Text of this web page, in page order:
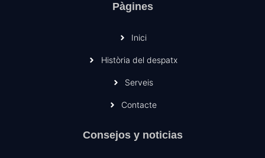
Pàgines
Inici
Història del despatx
Serveis
Contacte
Consejos y noticias